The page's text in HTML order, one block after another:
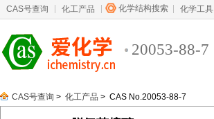
CAS号查询 化工产品 化学结构搜索 化学工具
20053-88-7
CAS号查询 > 化工产品 > CAS No.20053-88-7